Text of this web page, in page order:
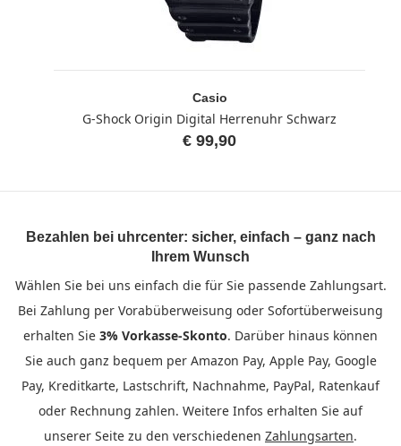
Casio
G-Shock Origin Digital Herrenuhr Schwarz
€ 99,90
Bezahlen bei uhrcenter: sicher, einfach – ganz nach
Ihrem Wunsch
Wählen Sie bei uns einfach die für Sie passende Zahlungsart.
Bei Zahlung per Vorabüberweisung oder Sofortüberweisung
erhalten Sie 3% Vorkasse-Skonto. Darüber hinaus können
Sie auch ganz bequem per Amazon Pay, Apple Pay, Google
Pay, Kreditkarte, Lastschrift, Nachnahme, PayPal, Ratenkauf
oder Rechnung zahlen. Weitere Infos erhalten Sie auf
unserer Seite zu den verschiedenen Zahlungsarten.